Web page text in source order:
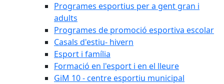
Programes esportius per a gent gran i
adults
Programes de promoció esportiva escolar
Casals d'estiu- hivern
Esport i família
Formació en l'esport i en el lleure
GiM 10 - centre esportiu municipal